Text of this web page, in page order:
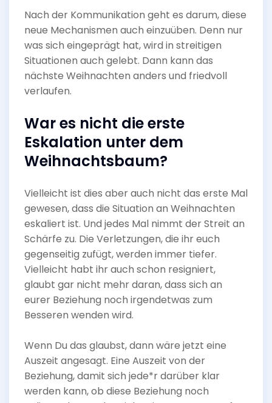
Nach der Kommunikation geht es darum, diese
neue Mechanismen auch einzuüben. Denn nur
was sich eingeprägt hat, wird in streitigen
Situationen auch gelebt. Dann kann das
nächste Weihnachten anders und friedvoll
verlaufen.
War es nicht die erste
Eskalation unter dem
Weihnachtsbaum?
Vielleicht ist dies aber auch nicht das erste Mal
gewesen, dass die Situation an Weihnachten
eskaliert ist. Und jedes Mal nimmt der Streit an
Schärfe zu. Die Verletzungen, die ihr euch
gegenseitig zufügt, werden immer tiefer.
Vielleicht habt ihr auch schon resigniert,
glaubt gar nicht mehr daran, dass sich an
eurer Beziehung noch irgendetwas zum
Besseren wenden wird.
Wenn Du das glaubst, dann wäre jetzt eine
Auszeit angesagt. Eine Auszeit von der
Beziehung, damit sich jede*r darüber klar
werden kann, ob diese Beziehung noch